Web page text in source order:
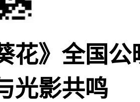
花》全国
光影共鸣